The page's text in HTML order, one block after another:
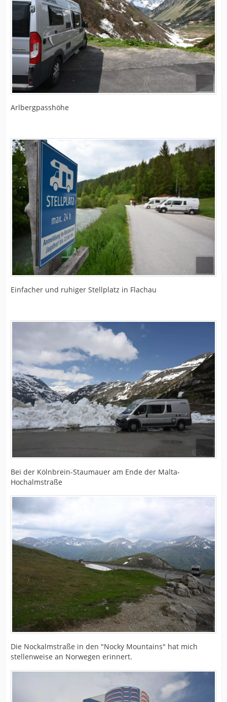
Arlbergpasshöhe
Einfacher und ruhiger Stellplatz in Flachau
Bei der Kölnbrein-Staumauer am Ende der Malta-
Hochalmstraße
Die Nockalmstraße in den "Nocky Mountains" hat mich
stellenweise an Norwegen erinnert.